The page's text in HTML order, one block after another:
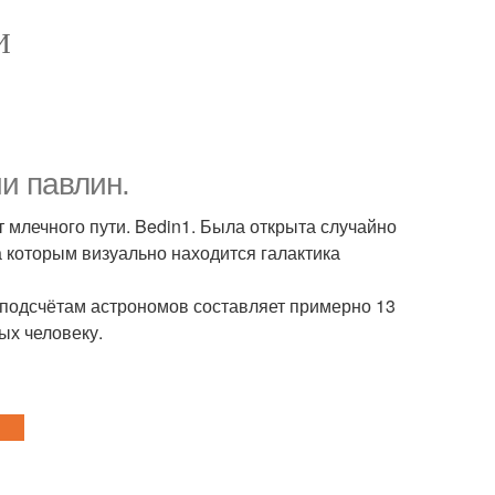
павлин.
пути. Bedin1. Была открыта случайно
визуально находится галактика
астрономов составляет примерно 13
человеку.